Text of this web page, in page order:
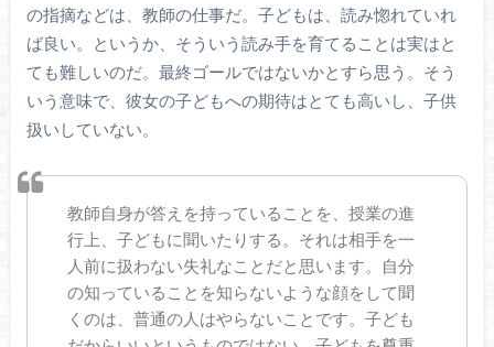
の指摘などは、教師の仕事だ。子どもは、読み惚れていれ
ば良い。というか、そういう読み手を育てることは実はと
ても難しいのだ。最終ゴールではないかとすら思う。そう
いう意味で、彼女の子どもへの期待はとても高いし、子供
扱いしていない。
教師自身が答えを持っていることを、授業の進
行上、子どもに聞いたりする。それは相手を一
人前に扱わない失礼なことだと思います。自分
の知っていることを知らないような顔をして聞
くのは、普通の人はやらないことです。子ども